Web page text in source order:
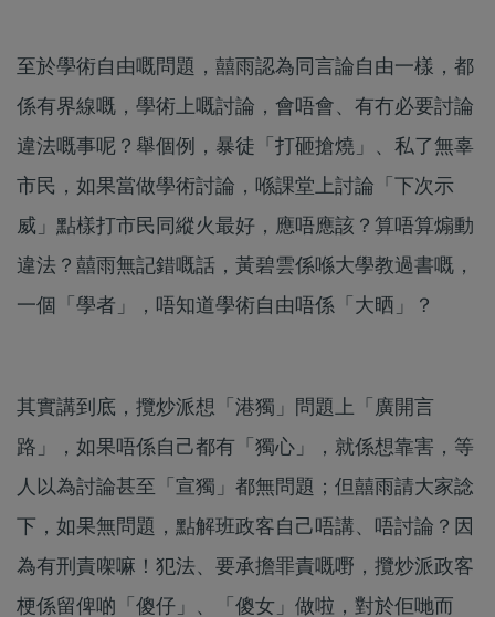
至於學術自由嘅問題，囍雨認為同言論自由一樣，都
係有界線嘅，學術上嘅討論，會唔會、有冇必要討論
違法嘅事呢？舉個例，暴徒「打砸搶燒」、私了無辜
市民，如果當做學術討論，喺課堂上討論「下次示
威」點樣打市民同縱火最好，應唔應該？算唔算煽動
違法？囍雨無記錯嘅話，黃碧雲係喺大學教過書嘅，
一個「學者」，唔知道學術自由唔係「大晒」？
其實講到底，攬炒派想「港獨」問題上「廣開言
路」，如果唔係自己都有「獨心」，就係想靠害，等
人以為討論甚至「宣獨」都無問題；但囍雨請大家諗
下，如果無問題，點解班政客自己唔講、唔討論？因
為有刑責㗎嘛！犯法、要承擔罪責嘅嘢，攬炒派政客
梗係留俾啲「傻仔」、「傻女」做啦，對於佢哋而